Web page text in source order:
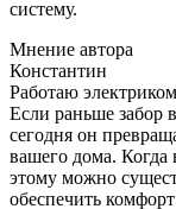
систему.
Мнение автора
Константин
Работаю
Если раньше забор
сегодня он
вашего дома. Когда
этому можно
обеспечить